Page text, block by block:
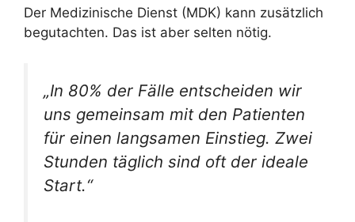
Der Medizinische Dienst (MDK) kann zusätzlich
begutachten. Das ist aber selten nötig.
„In 80% der Fälle entscheiden wir
uns gemeinsam mit den Patienten
für einen langsamen Einstieg. Zwei
Stunden täglich sind oft der ideale
Start.“